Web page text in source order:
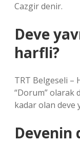
Cazgir denir.
Deve
harfli?
TRT Belgeseli –
“Dorum” olarak
kadar olan deve
Devenin